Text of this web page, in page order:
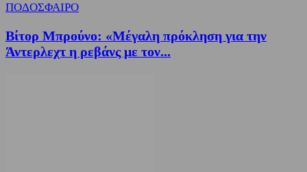
ΠΟΔΟΣΦΑΙΡΟ
Βίτορ Μπρούνο: «Μέγαλη πρόκληση για την
Άντερλεχτ η ρεβάνς με τον...